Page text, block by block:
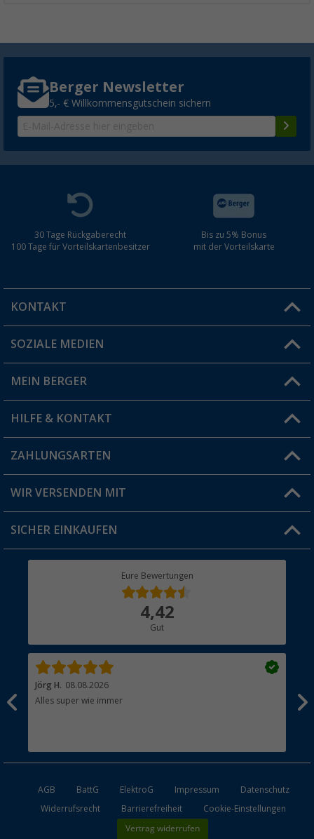
Berger Newsletter
5,- € Willkommensgutschein sichern
30 Tage Rückgaberecht
100 Tage für Vorteilskartenbesitzer
Bis zu 5% Bonus
mit der Vorteilskarte
KONTAKT
Du hast eine Frage?
Filiale finden
SOZIALE MEDIEN
MEIN BERGER
Vorteilskarte
Blog
Jobs & Karriere
HILFE & KONTAKT
FAQ & Kontakt
Versandinformationen
Rücksendung
ZAHLUNGSARTEN
WIR VERSENDEN MIT
SICHER EINKAUFEN
Eure Bewertungen
4,42
Gut
Jörg H. 08.08.2026
Alles super wie immer
AGB BattG ElektroG Impressum
Datenschutz
Widerrufsrecht
Barrierefreiheit Cookie-Einstellungen
Vertrag widerrufen